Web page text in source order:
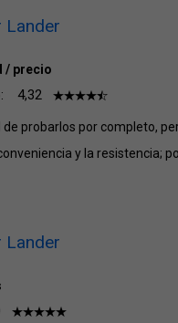
Lander
/ precio
4,32
probarlos por completo,
y la resistencia;
Lander